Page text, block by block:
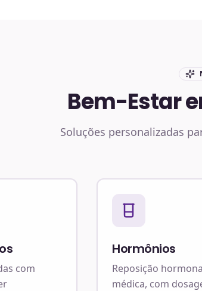
Bem-Estar
Soluções personalizadas
com
Hormônios
Reposição
médica, com